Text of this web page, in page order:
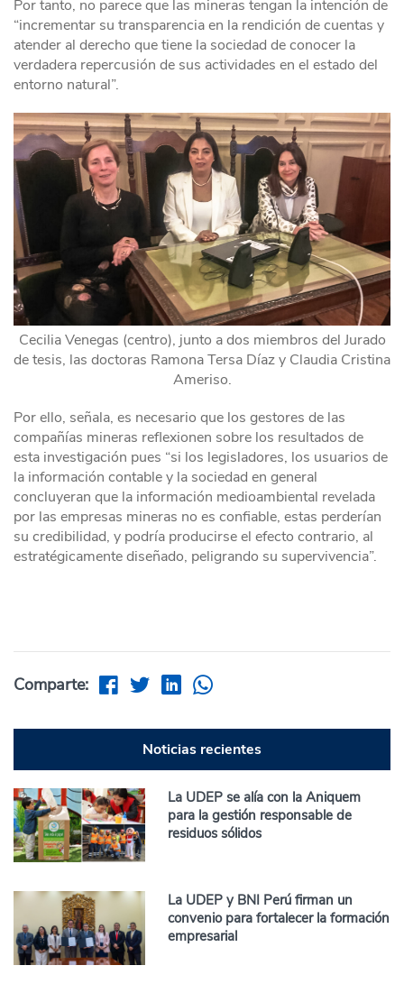
Por tanto, no parece que las mineras tengan la intención de
“incrementar su transparencia en la rendición de cuentas y
atender al derecho que tiene la sociedad de conocer la
verdadera repercusión de sus actividades en el estado del
entorno natural”.
Cecilia Venegas (centro), junto a dos miembros del Jurado
de tesis, las doctoras Ramona Tersa Díaz y Claudia Cristina
Ameriso.
Por ello, señala, es necesario que los gestores de las
compañías mineras reflexionen sobre los resultados de
esta investigación pues “si los legisladores, los usuarios de
la información contable y la sociedad en general
concluyeran que la información medioambiental revelada
por las empresas mineras no es confiable, estas perderían
su credibilidad, y podría producirse el efecto contrario, al
estratégicamente diseñado, peligrando su supervivencia”.
Comparte:
Noticias recientes
La UDEP se alía con la Aniquem
para la gestión responsable de
residuos sólidos
La UDEP y BNI Perú firman un
convenio para fortalecer la formación
empresarial